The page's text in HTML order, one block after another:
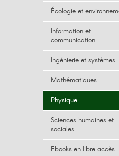
Écologie et
Information et
communication
Ingénierie et systèmes
Mathématiques
Physique
Sciences humaines et
sociales
Ebooks en libre accès